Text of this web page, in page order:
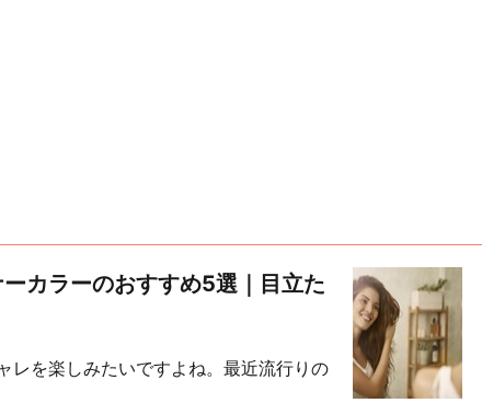
カラーのおすすめ5選｜目立た
レを楽しみたいですよね。最近流行りの